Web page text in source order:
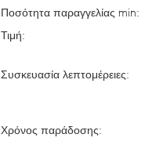
Ποσότητα παραγγελίας min:
Τιμή:
Συσκευασία λεπτομέρειες:
Χρόνος παράδοσης: